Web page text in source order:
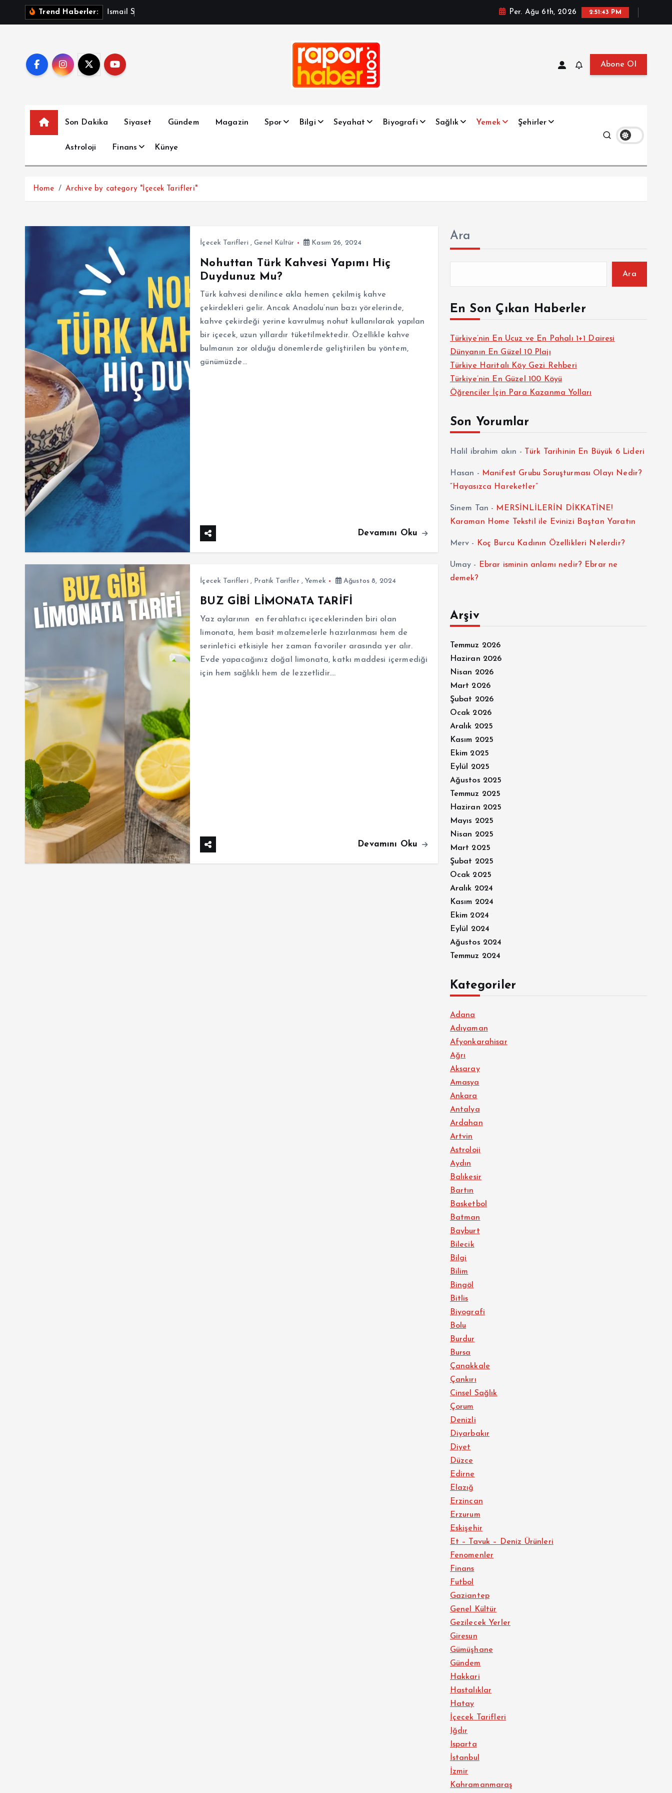
Trend Haberler: sma i S Per. Ağu 6th, 2026 2:51:45 PM
Abone Ol
Son Dakika Siyaset Gündem Magazin Spor Bilgi Seyahat Biyografi Sağlık Yemek Şehirler
Astroloji Finans Künye
Home Archive by category "İçecek Tarifleri"
İçecek Tarifleri ,Genel Kültür Kasım 26, 2024
Nohuttan Türk Kahvesi Yapımı Hiç
Duydunuz Mu?
Türk kahvesi denilince akla hemen çekilmiş kahve
çekirdekleri gelir. Ancak Anadolu’nun bazı yörelerinde,
kahve çekirdeği yerine kavrulmuş nohut kullanılarak yapılan
bir içecek, uzun yıllardır tüketilmektedir. Özellikle kahve
bulmanın zor olduğu dönemlerde geliştirilen bu yöntem,
günümüzde…
Devamını Oku
İçecek Tarifleri , Pratik Tarifler,Yemek Ağustos 8, 2024
BUZ GİBİ LİMONATA TARİFİ
Yaz aylarının en ferahlatıcı içeceklerinden biri olan
limonata, hem basit malzemelerle hazırlanması hem de
serinletici etkisiyle her zaman favoriler arasında yer alır.
Evde yapacağınız doğal limonata, katkı maddesi içermediği
için hem sağlıklı hem de lezzetlidir.…
Devamını Oku
Ara
Ara
En Son Çıkan Haberler
Türkiye’nin En Ucuz ve En Pahalı 1+1 Dairesi
Dünyanın En Güzel 10 Plajı
Türkiye Haritalı Köy Gezi Rehberi
Türkiye’nin En Güzel 100 Köyü
Öğrenciler İçin Para Kazanma Yolları
Son Yorumlar
Halil ibrahim akın - Türk Tarihinin En Büyük 6 Lideri
Hasan - Manifest Grubu Soruşturması Olayı Nedir?
“Hayasızca Hareketler”
Sinem Tan - MERSİNLİLERİN DİKKATİNE!
Karaman Home Tekstil ile Evinizi Baştan Yaratın
Merv - Koç Burcu Kadının Özellikleri Nelerdir?
Umay -
Ebrar isminin anlamı nedir? Ebrar ne
demek?
Arşiv
Temmuz 2026
Haziran 2026
Nisan 2026
Mart 2026
Şubat 2026
Ocak 2026
Aralık 2025
Kasım 2025
Ekim 2025
Eylül 2025
Ağustos 2025
Temmuz 2025
Haziran 2025
Mayıs 2025
Nisan 2025
Mart 2025
Şubat 2025
Ocak 2025
Aralık 2024
Kasım 2024
Ekim 2024
Eylül 2024
Ağustos 2024
Temmuz 2024
Kategoriler
Adana
Adıyaman
Afyonkarahisar
Ağrı
Aksaray
Amasya
Ankara
Antalya
Ardahan
Artvin
Astroloji
Aydın
Balıkesir
Bartın
Basketbol
Batman
Bayburt
Bilecik
Bilgi
Bilim
Bingöl
Bitlis
Biyografi
Bolu
Burdur
Bursa
Çanakkale
Çankırı
Cinsel Sağlık
Çorum
Denizli
Diyarbakır
Diyet
Düzce
Edirne
Elazığ
Erzincan
Erzurum
Eskişehir
Et – Tavuk – Deniz Ürünleri
Fenomenler
Finans
Futbol
Gaziantep
Genel Kültür
Gezilecek Yerler
Giresun
Gümüşhane
Gündem
Hakkari
Hastalıklar
Hatay
İçecek Tarifleri
Iğdır
Isparta
İstanbul
İzmir
Kahramanmaraş